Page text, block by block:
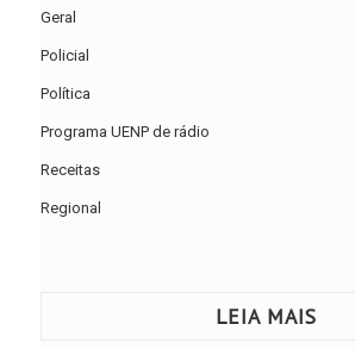
Geral
Policial
Política
Programa UENP de rádio
Receitas
Regional
LEIA MAIS